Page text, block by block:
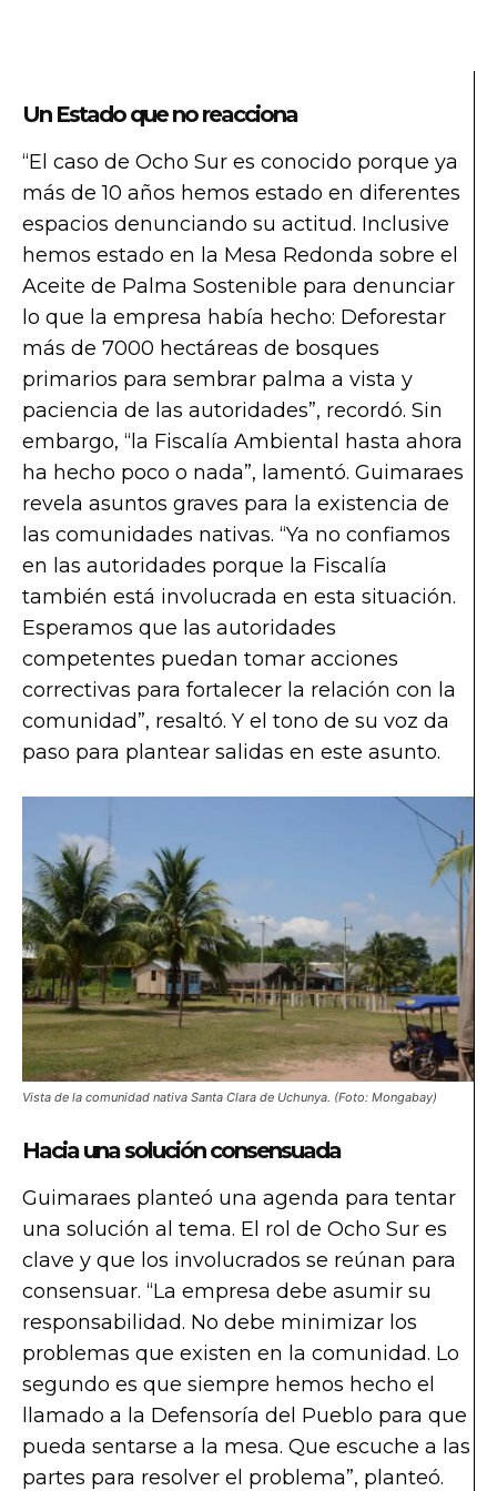
Un Estado que no reacciona
“El caso de Ocho Sur es conocido porque ya
más de 10 años hemos estado en diferentes
espacios denunciando su actitud. Inclusive
hemos estado en la Mesa Redonda sobre el
Aceite de Palma Sostenible para denunciar
lo que la empresa había hecho: Deforestar
más de 7000 hectáreas de bosques
primarios para sembrar palma a vista y
paciencia de las autoridades”, recordó. Sin
embargo, “la Fiscalía Ambiental hasta ahora
ha hecho poco o nada”, lamentó. Guimaraes
revela asuntos graves para la existencia de
las comunidades nativas. “Ya no confiamos
en las autoridades porque la Fiscalía
también está involucrada en esta situación.
Esperamos que las autoridades
competentes puedan tomar acciones
correctivas para fortalecer la relación con la
comunidad”, resaltó. Y el tono de su voz da
paso para plantear salidas en este asunto.
Vista de la comunidad nativa Santa Clara de Uchunya. (Foto: Mongabay)
Hacia una solución consensuada
Guimaraes planteó una agenda para tentar
una solución al tema. El rol de Ocho Sur es
clave y que los involucrados se reúnan para
consensuar. “La empresa debe asumir su
responsabilidad. No debe minimizar los
problemas que existen en la comunidad. Lo
segundo es que siempre hemos hecho el
llamado a la Defensoría del Pueblo para que
pueda sentarse a la mesa. Que escuche a las
partes para resolver el problema”, planteó.